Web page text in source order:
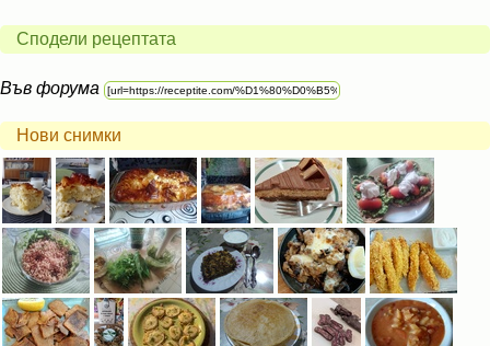
Сподели рецептата
Във форума
Нови снимки